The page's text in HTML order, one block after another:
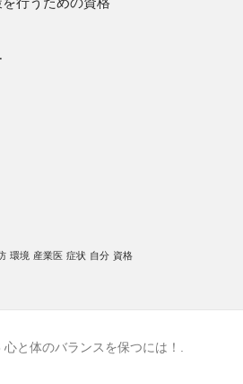
環境 産業医 症状 自分 資格
と体のバランスを保つには！.